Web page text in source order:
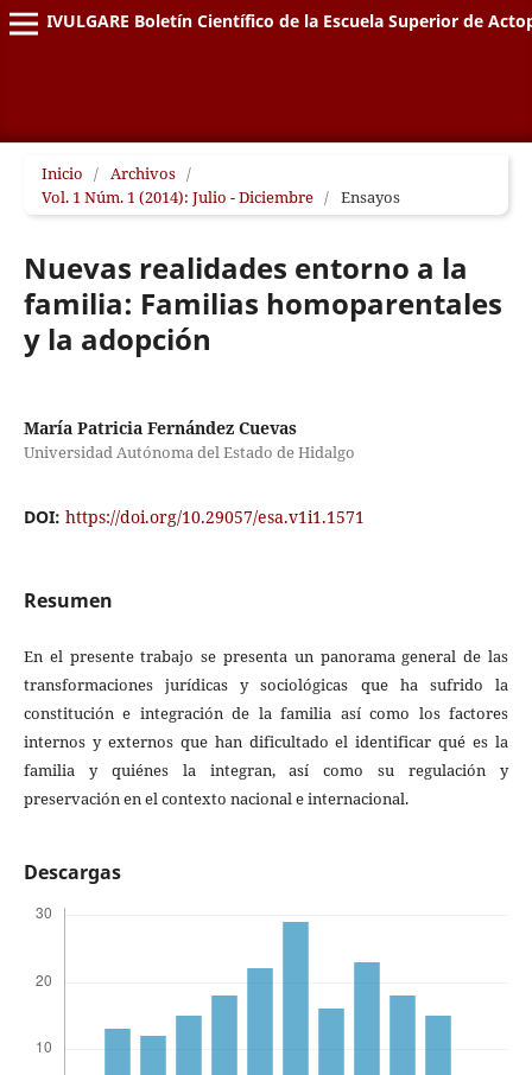
DIVULGARE Boletín Científico de la Escuela Superior de
Inicio / Archivos /
Vol. 1 Núm. 1 (2014): Julio - Diciembre / Ensayos
Nuevas realidades entorno a la
familia: Familias homoparentales
y la adopción
María Patricia Fernández Cuevas
Universidad Autónoma del Estado de Hidalgo
DOI: https://doi.org/10.29057/esa.v1i1.1571
Resumen
En el presente trabajo se presenta un panorama general de las
transformaciones jurídicas y sociológicas que ha sufrido la
constitución e integración de la familia así como los factores
internos y externos que han dificultado el identificar qué es la
familia y quiénes la integran, así como su regulación y
preservación en el contexto nacional e internacional.
Descargas